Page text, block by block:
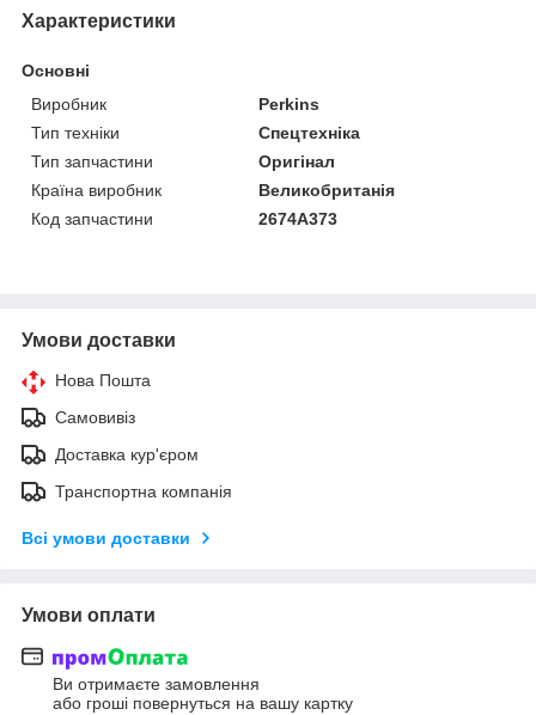
Характеристики
Основні
Виробник
Perkins
Тип техніки
Спецтехніка
Тип запчастини
Оригінал
Країна виробник
Великобританія
Код запчастини
2674A373
Умови доставки
Нова Пошта
Самовивіз
Доставка кур'єром
Транспортна компанія
Всі умови доставки
Умови оплати
Ви отримаєте замовлення
або гроші повернуться на вашу картку